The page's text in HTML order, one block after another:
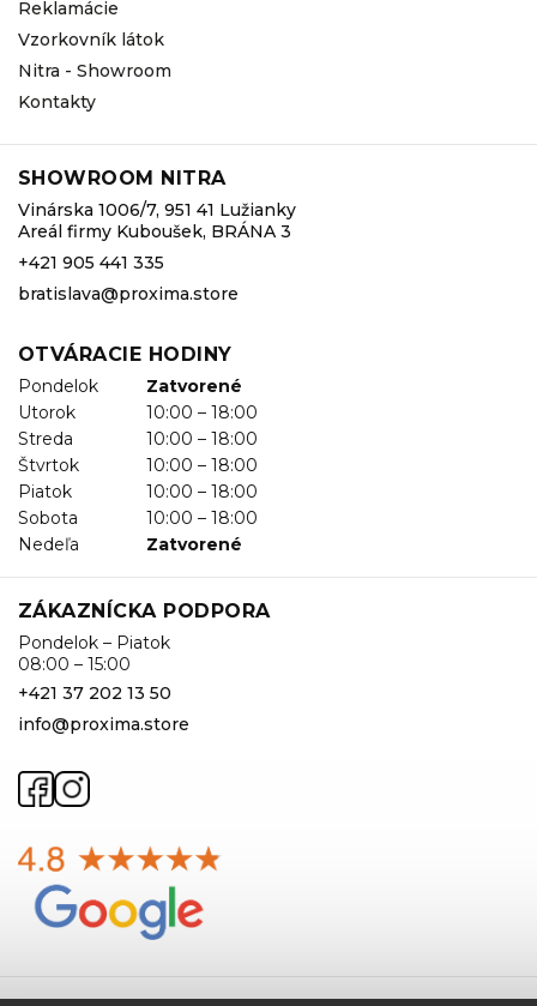
Reklamácie
Vzorkovník látok
Nitra - Showroom
Kontakty
SHOWROOM NITRA
Vinárska 1006/7, 951 41 Lužianky
Areál firmy Kuboušek, BRÁNA 3
+421 905 441 335
bratislava@proxima.store
OTVÁRACIE HODINY
Pondelok
Zatvorené
Utorok
10:00 – 18:00
Streda
10:00 – 18:00
Štvrtok
10:00 – 18:00
Piatok
10:00 – 18:00
Sobota
10:00 – 18:00
Nedeľa
Zatvorené
ZÁKAZNÍCKA PODPORA
Pondelok – Piatok
08:00 – 15:00
+421 37 202 13 50
info@proxima.store